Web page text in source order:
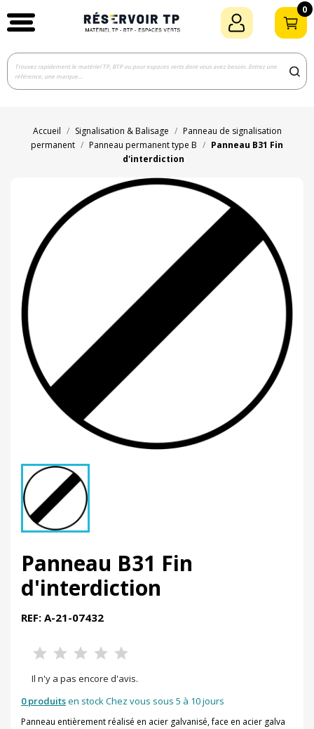
0
Accueil Signalisation & Balisage
Panneau de signalisation
permanent
Panneau permanent type B
Panneau B31 Fin
d'interdiction
Panneau B31 Fin
d'interdiction
REF: A-21-07432
Il n'y a pas encore d'avis.
0 produitsen stock Chez vous sous 5 à 10 jours
Panneau entièrement réalisé en acier galvanisé, face en acier galva